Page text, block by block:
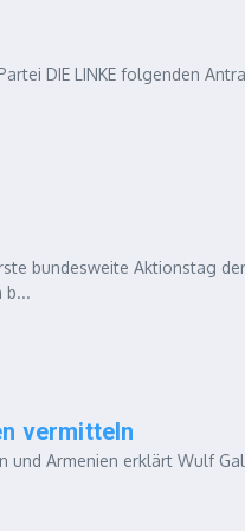
DIE LINKE folgenden
bundesweite Aktionstag der
b...
vermitteln
und Armenien erklärt Wulf